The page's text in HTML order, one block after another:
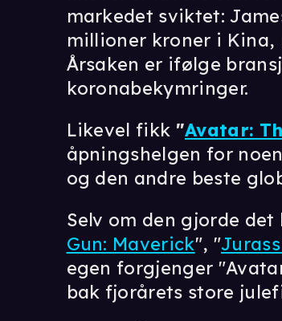
markedet sviktet:
millioner kroner i
Årsaken er ifølge
koronabekymringer.
Likevel fikk "Avatar:
åpningshelgen for
og den andre beste
Selv om den gjorde
Gun: Maverick", "
egen forgjenger
bak fjorårets store